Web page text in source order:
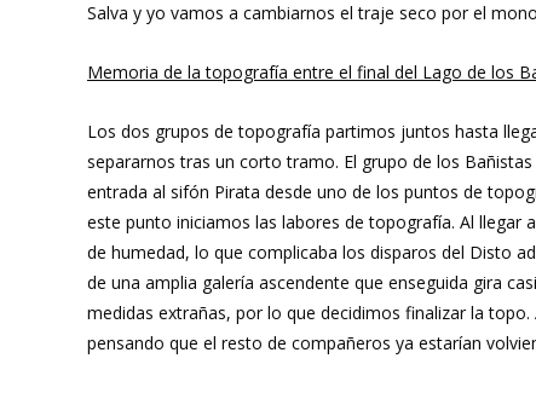
Salva y yo vamos a cambiarnos el traje seco por el
Memoria de la topografía entre el final del Lago de los
Los dos grupos de topografía partimos juntos hasta
separarnos tras un corto tramo. El grupo de los
entrada al sifón Pirata desde uno de los puntos de
este punto iniciamos las labores de topografía. Al
de humedad, lo que complicaba los disparos del Disto
de una amplia galería ascendente que enseguida gira
medidas extrañas, por lo que decidimos finalizar la
pensando que el resto de compañeros ya estarían